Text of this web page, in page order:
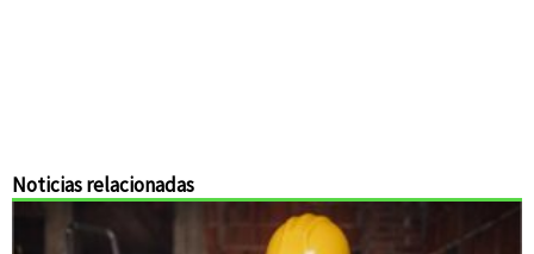
Noticias relacionadas